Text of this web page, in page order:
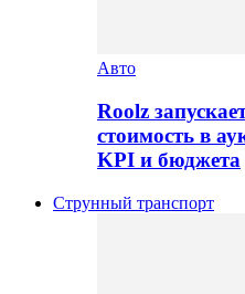
Авто
Roolz
стоимость в
KPI и бюджета
Струнный транспорт